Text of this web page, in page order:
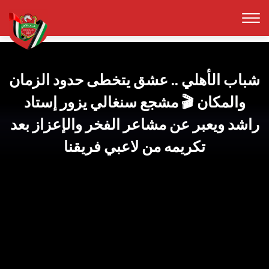
شباب الأهلي .. عشق يتخطى حدود الزمان
والمكان 🎬 مشجع سنغالي يزور إستاد
راشد ويعبر عن مشاعر الفخر والإعزاز بعد
تكريمه من لاعبي فريقنا